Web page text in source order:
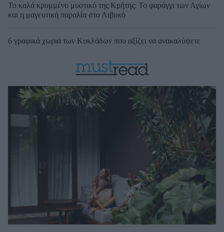
Το καλά κρυμμένο μυστικό της Κρήτης: Το φαράγγι των Αγίων
και η μαγευτική παραλία στο Λιβυκό
6 γραφικά χωριά των Κυκλάδων που αξίζει να ανακαλύψετε